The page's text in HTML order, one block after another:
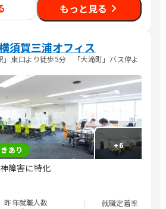
もっと見る
須賀三浦オフィス
」東口より徒歩5分 「大滝町」バス停よ
+6
あり
障害に特化
昨年就職人数 就職定着率